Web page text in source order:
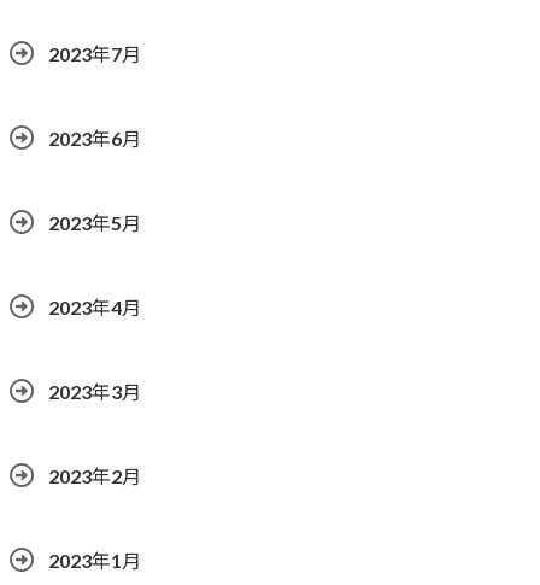
2023年7月
2023年6月
2023年5月
2023年4月
2023年3月
2023年2月
2023年1月